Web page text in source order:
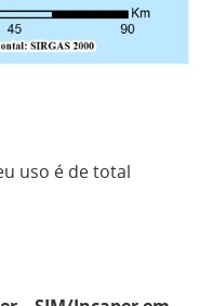
uso é de total